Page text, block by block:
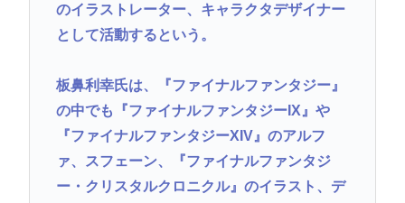
のイラストレーター、キャラクタデザイナー
として活動するという。
板鼻利幸氏は、『ファイナルファンタジー』
の中でも『ファイナルファンタジーIX』や
『ファイナルファンタジーXIV』のアルフ
ァ、スフェーン、『ファイナルファンタジ
ー・クリスタルクロニクル』のイラスト、デ